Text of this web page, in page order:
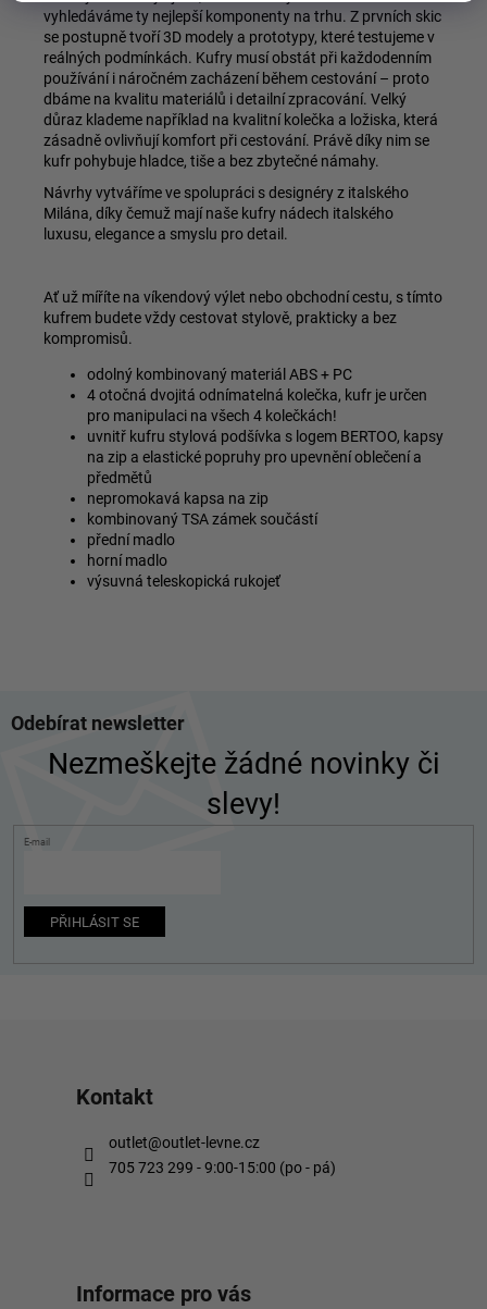
vyhledáváme ty nejlepší komponenty na trhu. Z prvních skic
se postupně tvoří 3D modely a prototypy, které testujeme v
reálných podmínkách. Kufry musí obstát při každodenním
používání i náročném zacházení během cestování – proto
dbáme na kvalitu materiálů i detailní zpracování. Velký
důraz klademe například na kvalitní kolečka a ložiska, která
zásadně ovlivňují komfort při cestování. Právě díky nim se
kufr pohybuje hladce, tiše a bez zbytečné námahy.
Návrhy vytváříme ve spolupráci s designéry z italského
Milána, díky čemuž mají naše kufry nádech italského
luxusu, elegance a smyslu pro detail.
Ať už míříte na víkendový výlet nebo obchodní cestu, s tímto
kufrem budete vždy cestovat stylově, prakticky a bez
kompromisů.
odolný kombinovaný materiál ABS + PC
4 otočná dvojitá odnímatelná kolečka, kufr je určen
pro manipulaci na všech 4 kolečkách!
uvnitř kufru stylová podšívka s logem BERTOO, kapsy
na zip a elastické popruhy pro upevnění oblečení a
předmětů
nepromokavá kapsa na zip
kombinovaný TSA zámek součástí
přední madlo
horní madlo
výsuvná teleskopická rukojeť
áOdebírat newsletter
Nezmeškejte žádné novinky či
slevy!
E-mail
PŘIHLÁSIT SE
Kontakt
outlet@outlet-levne.cz
705 723 299 - 9:00-15:00 (po - pá)
Informace pro vás